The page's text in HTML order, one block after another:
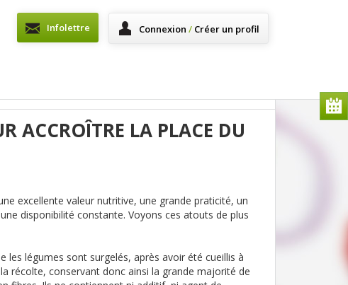
Infolettre Connexion / Créer un profil
ACCROÎTRE LA PLACE DU
excellente valeur nutritive, une grande praticité, un
disponibilité constante. Voyons ces atouts de plus
les légumes sont surgelés, après avoir été cueillis à
récolte, conservant donc ainsi la grande majorité de